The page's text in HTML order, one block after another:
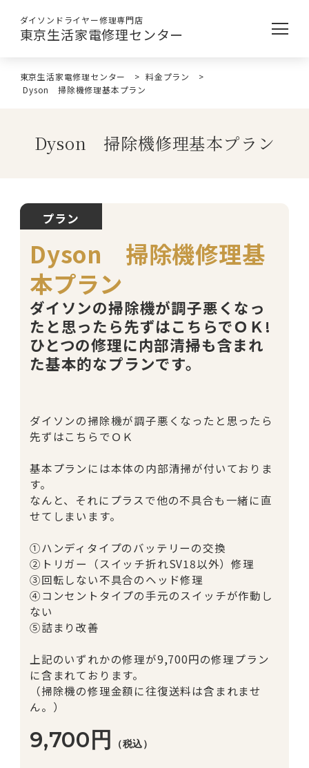
ダイソンドライヤー修理専門店
東京生活家電修理センター
東京生活家電修理センター > 料金プラン
>
Dyson 掃除機修理基本プラン
Dyson 掃除機修理基本プラン
プラン
Dyson 掃除機修理基
本プラン
ダイソンの掃除機が調子悪くなっ
たと思ったら先ずはこちらでＯＫ!
ひとつの修理に内部清掃も含まれ
た基本的なプランです。
ダイソンの掃除機が調子悪くなったと思ったら
先ずはこちらでＯＫ
基本プランには本体の内部清掃が付いておりま
す。
なんと、それにプラスで他の不具合も一緒に直
せてしまいます。
①ハンディタイプのバッテリーの交換
②トリガー（スイッチ折れSV18以外）修理
③回転しない不具合のヘッド修理
④コンセントタイプの手元のスイッチが作動し
ない
⑤詰まり改善
上記のいずれかの修理が9,700円の修理プラン
に含まれております。
（掃除機の修理金額に往復送料は含まれませ
ん。）
9,700円 （税込）